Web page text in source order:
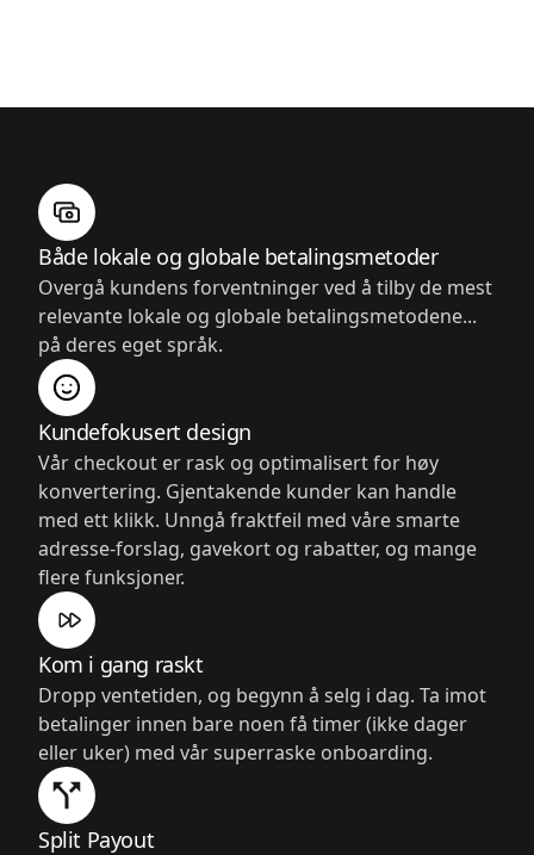
Både lokale og globale betalingsmetoder
Overgå kundens forventninger ved å tilby de mest
relevante lokale og globale betalingsmetodene...
på deres eget språk.
Kundefokusert design
Vår checkout er rask og optimalisert for høy
konvertering. Gjentakende kunder kan handle
med ett klikk. Unngå fraktfeil med våre smarte
adresse-forslag, gavekort og rabatter, og mange
flere funksjoner.
Kom i gang raskt
Dropp ventetiden, og begynn å selg i dag. Ta imot
betalinger innen bare noen få timer (ikke dager
eller uker) med vår superraske onboarding.
Split Payout